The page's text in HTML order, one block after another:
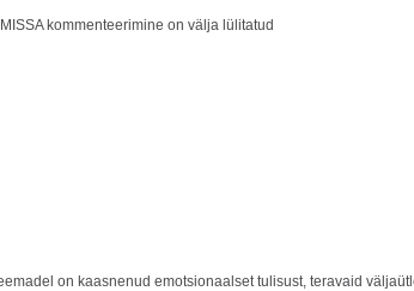
kommenteerimine on välja lülitatud
on kaasnenud emotsionaalset tulisust, teravaid